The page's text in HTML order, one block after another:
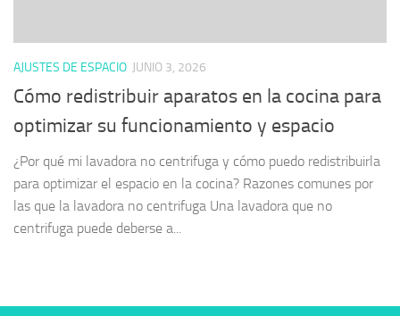
AJUSTES DE ESPACIO JUNIO 3, 2026
Cómo redistribuir aparatos en la cocina para
optimizar su funcionamiento y espacio
¿Por qué mi lavadora no centrifuga y cómo puedo redistribuirla
para optimizar el espacio en la cocina? Razones comunes por
las que la lavadora no centrifuga Una lavadora que no
centrifuga puede deberse a...